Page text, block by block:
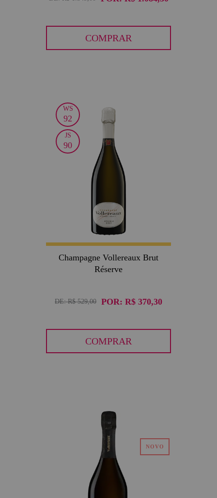
COMPRAR
WS
92
JS
90
Champagne Vollereaux Brut
Réserve
DE:R$ 529,00 POR: R$ 370,30
COMPRAR